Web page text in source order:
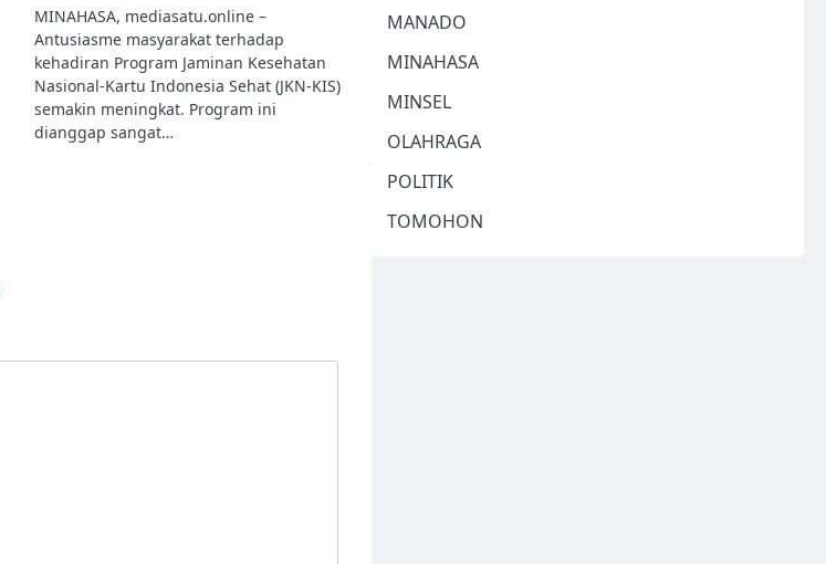
MINAHASA, mediasatu.online –
Antusiasme masyarakat terhadap
kehadiran Program Jaminan Kesehatan
Nasional-Kartu Indonesia Sehat (JKN-KIS)
semakin meningkat. Program ini
dianggap sangat…
MANADO
MINAHASA
MINSEL
OLAHRAGA
POLITIK
TOMOHON